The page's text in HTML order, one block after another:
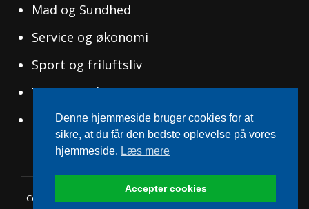
Mad og Sundhed
Service og økonomi
Sport og friluftsliv
Tøj og Mode
Uddannelse og Ledelse
Copyright © 2026 Tissue-Antigens
Denne hjemmeside bruger cookies for at
sikre, at du får den bedste oplevelse på vores
hjemmeside. Læs mere
Accepter cookies